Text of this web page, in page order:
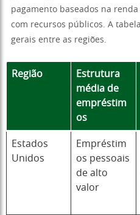
pagamento baseados na
com recursos públicos. A
gerais entre as regiões.
Região
Estrutura
média de
empréstim
os
Estados
Unidos
Empréstim
os pessoais
de alto
valor